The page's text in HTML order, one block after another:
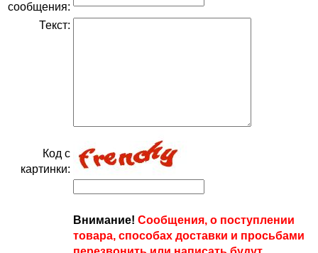
сообщения:
Текст:
Код с
картинки:
Внимание! Сообщения, о поступлении
товара, способах доставки и просьбами